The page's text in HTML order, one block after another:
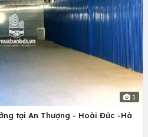
1
tại An Thượng - Hoài Đức -Hà